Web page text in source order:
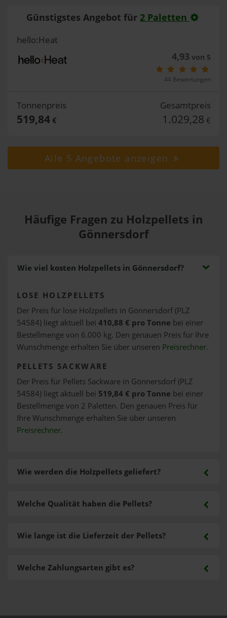
Günstigstes Angebot für 2 Paletten
hello:Heat
4,93 von 5
44 Bewertungen
Tonnenpreis
519,84€
Gesamtpreis
1.029,28 €
Alle 5 Angebote anzeigen
Häufige Fragen zu Holzpellets in
Gönnersdorf
Wie viel kosten Holzpellets in Gönnersdorf?
LOSE HOLZPELLETS
Der Preis für lose Holzpellets in Gönnersdorf (PLZ
54584) liegt aktuell bei 410,88 € pro Tonne bei einer
Bestellmenge von 6.000 kg. Den genauen Preis für Ihre
Wunschmenge erhalten Sie über unseren Preisrechner.
PELLETS SACKWARE
Der Preis für Pellets Sackware in Gönnersdorf (PLZ
54584) liegt aktuell bei 519,84 € pro Tonne bei einer
Bestellmenge von 2 Paletten. Den genauen Preis für
Ihre Wunschmenge erhalten Sie über unseren
Preisrechner.
Wie werden die Holzpellets geliefert?
Welche Zahlungsarten gibt es?
Welche Qualität haben die Pellets?
Wie lange ist die Lieferzeit der Pellets?